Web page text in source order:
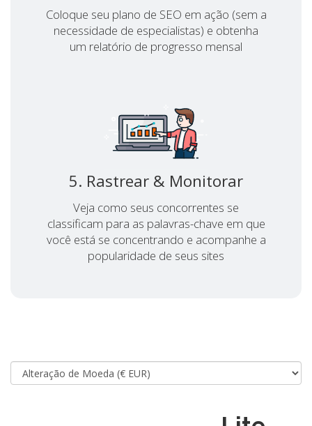
Coloque seu plano de SEO em ação (sem a
necessidade de especialistas) e obtenha
um relatório de progresso mensal
5. Rastrear & Monitorar
Veja como seus concorrentes se
classificam para as palavras-chave em que
você está se concentrando e acompanhe a
popularidade de seus sites